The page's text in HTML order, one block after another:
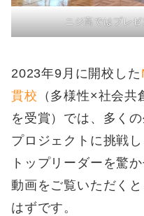
ニジ高ではプレ
2023年9月に開校した
貫校 （多様性×社会
を受賞）では、多く
プロジェクトに挑戦
トップリーダーを驚
動画をご覧いただく
はずです。